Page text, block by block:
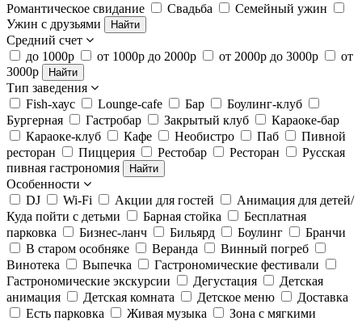
Романтическое свидание
Свадьба
Семейный ужин
Ужин с друзьями
Найти
Средний счет
до 1000р
от 1000р до 2000р от 2000р до 3000р
от
3000р
Найти
Тип заведения
Fish-хаус
Lounge-cafe Бар
Боулинг-клуб
Бургерная
Гастробар Закрытый клуб
Караоке-бар
Караоке-клуб
Кафе Необистро Паб
Пивной
ресторан
Пиццерия Рестобар Ресторан
Русская
пивная гастрономия
Найти
Особенности
DJ
Wi-Fi Акции для гостей
Анимация для детей/
Куда пойти с детьми
Барная стойка
Бесплатная
парковка
Бизнес-ланч Бильярд Боулинг
Бранчи
В старом особняке
Веранда
Винный погреб
Винотека
Выпечка
Гастрономические фестивали
Гастрономические экскурсии
Дегустация
Детская
анимация
Детская комната Детское меню
Доставка
Есть парковка
Живая музыка
Зона с мягкими